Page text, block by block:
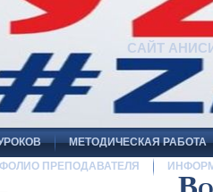
САЙТ
МЕТОДИЧЕСКАЯ РАБОТА
ПРЕПОДАВАТЕЛЯ